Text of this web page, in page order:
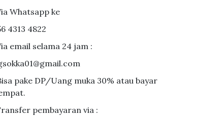
Whatsapp ke
4313 4822
email selama 24 jam :
pake DP/Uang muka 30% atau bayar
pembayaran via :